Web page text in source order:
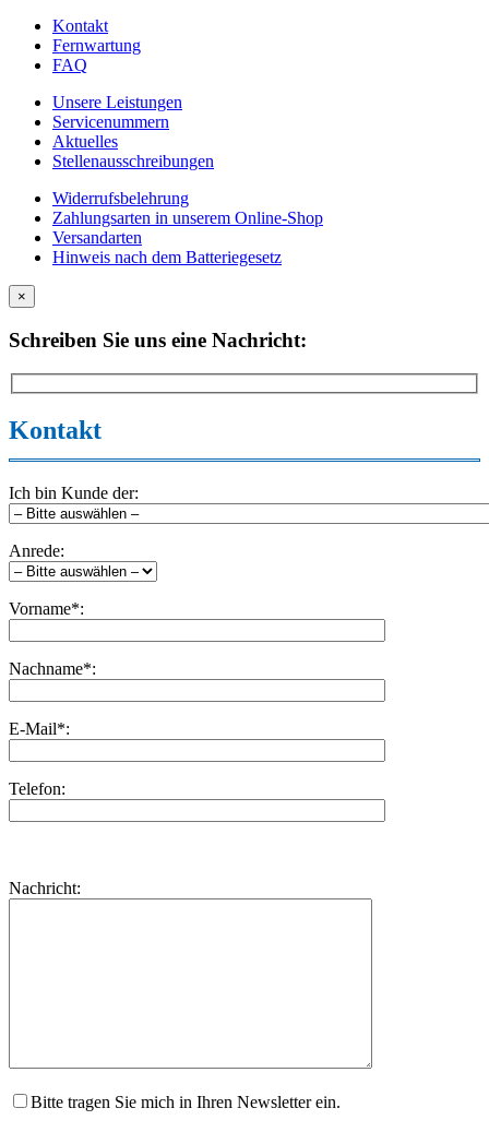
Kontakt
Fernwartung
FAQ
Unsere Leistungen
Servicenummern
Aktuelles
Stellenausschreibungen
Widerrufsbelehrung
Zahlungsarten in unserem Online-Shop
Versandarten
Hinweis nach dem Batteriegesetz
×
Schreiben Sie uns eine Nachricht:
Kontakt
Ich bin Kunde der:
Anrede:
Vorname*:
Nachname*:
E-Mail*:
Telefon:
dieses
lasse
Nachricht:
Bitte tragen Sie mich in Ihren Newsletter ein.